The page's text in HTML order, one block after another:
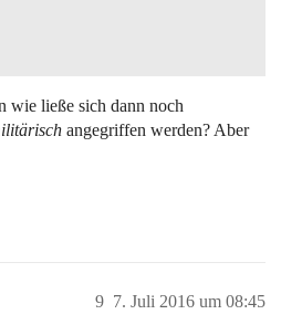
wie ließe sich dann noch
angegriffen werden? Aber
7. Juli 2016 um 08:45
9